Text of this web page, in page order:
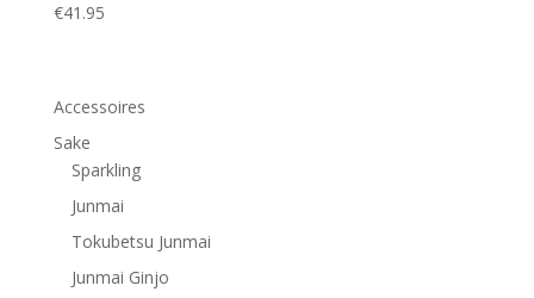
€41.95
Accessoires
Sake
Sparkling
Junmai
Tokubetsu Junmai
Junmai Ginjo